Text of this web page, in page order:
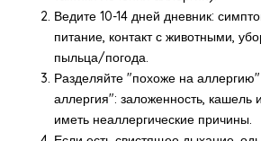
Ведите 10-14 дней дневник:
питание, контакт с животными,
пыльца/погода.
Разделяйте "похоже на
аллергия": заложенность, кашель
иметь неаллергические причины.